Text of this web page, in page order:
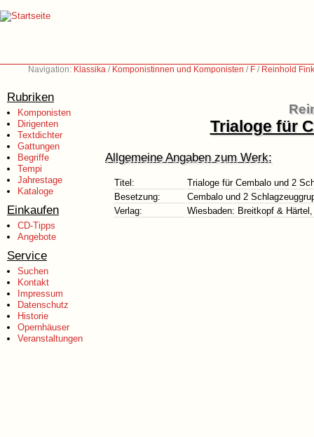
Navigation: Klassika / Komponistinnen und Komponisten / F / Reinhold
Rubriken
Komponisten
Dirigenten
Textdichter
Gattungen
Begriffe
Tempi
Jahrestage
Kataloge
Einkaufen
CD-Tipps
Angebote
Service
Suchen
Kontakt
Impressum
Datenschutz
Historie
Opernhäuser
Veranstaltungen
Trialoge für
Allgemeine Angaben zum Werk:
Titel:
Trialoge für Cembalo und 2
Besetzung:
Cembalo und 2
Verlag:
Wiesbaden: Breitkopf &